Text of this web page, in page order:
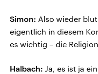
Simon: Also wieder
eigentlich in diesem
es wichtig – die
Halbach: Ja, es ist ja